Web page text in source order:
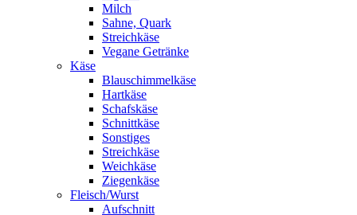
Milch
Sahne, Quark
Streichkäse
Vegane Getränke
Käse
Blauschimmelkäse
Hartkäse
Schafskäse
Schnittkäse
Sonstiges
Streichkäse
Weichkäse
Ziegenkäse
Fleisch/Wurst
Aufschnitt